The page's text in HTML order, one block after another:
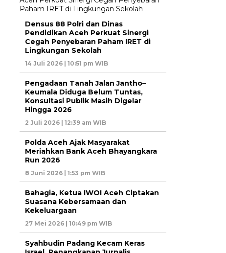
Densus 88 Polri dan Dinas
Pendidikan Aceh Perkuat Sinergi
Cegah Penyebaran Paham IRET di
Lingkungan Sekolah
14 Juli 2026 | 10:51 pm WIB
Pengadaan Tanah Jalan Jantho–
Keumala Diduga Belum Tuntas,
Konsultasi Publik Masih Digelar
Hingga 2026
2 Juli 2026 | 12:39 am WIB
Polda Aceh Ajak Masyarakat
Meriahkan Bank Aceh Bhayangkara
Run 2026
8 Juni 2026 | 1:53 pm WIB
Bahagia, Ketua IWOI Aceh Ciptakan
Suasana Kebersamaan dan
Kekeluargaan
27 Mei 2026 | 10:49 pm WIB
Syahbudin Padang Kecam Keras